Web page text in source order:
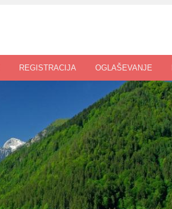
REGISTRACIJA OGLAŠEVANJE